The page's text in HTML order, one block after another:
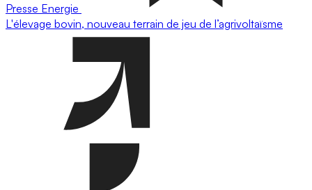
Presse Energie
L'élevage bovin, nouveau terrain de jeu de l’agrivoltaïsme